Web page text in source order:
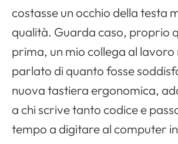
costasse un occhio della testa
qualità. Guarda caso, proprio
prima, un mio collega al lavoro
parlato di quanto fosse
nuova tastiera ergonomica,
a chi scrive tanto codice e
tempo a digitare al computer